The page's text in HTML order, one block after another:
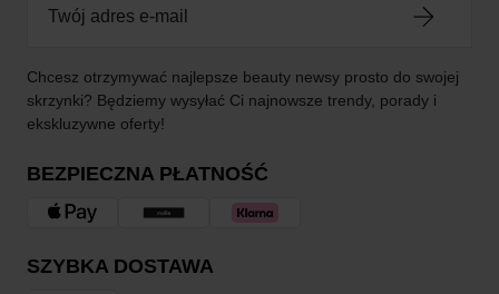
Chcesz otrzymywać najlepsze beauty newsy prosto do swojej
skrzynki? Będziemy wysyłać Ci najnowsze trendy, porady i
ekskluzywne oferty!
BEZPIECZNA PŁATNOŚĆ
SZYBKA DOSTAWA